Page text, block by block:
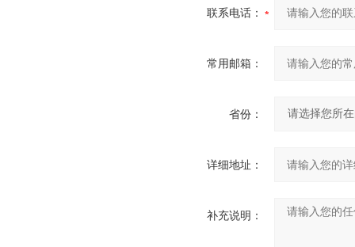
联系电话：
常用邮箱：
省份：
详细地址：
补充说明：